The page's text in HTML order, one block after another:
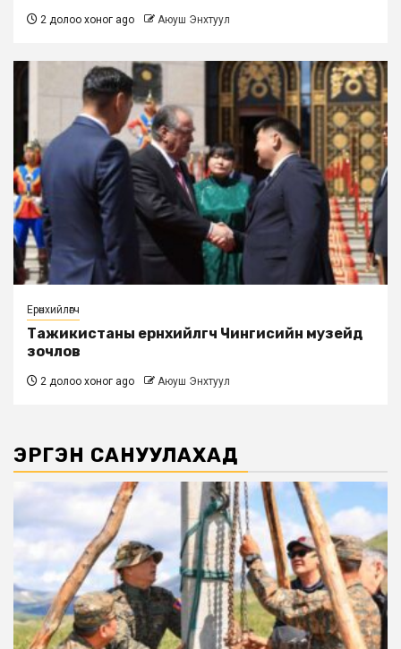
2 долоо хоног ago Аюуш Энхтуул
Ерөнхийлөгч
Тажикистаны ерөнхийлөгч Чингисийн музейд
зочлов
2 долоо хоног ago Аюуш Энхтуул
ЭРГЭН САНУУЛАХАД